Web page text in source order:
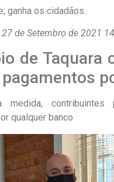
ganha os cidadãos.
27 de Setembro de 2021
de Taquara
medida, contribuintes
qualquer banco